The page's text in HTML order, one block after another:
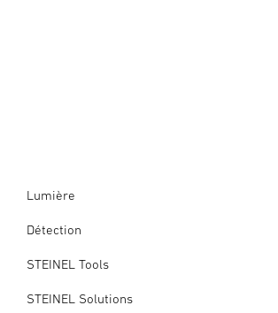
Lumière
Détection
STEINEL Tools
STEINEL Solutions